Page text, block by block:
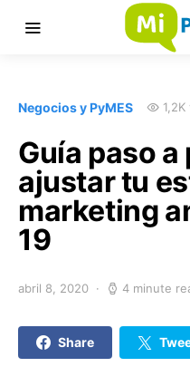
Negocios y PyMES
Guía paso a
ajustar tu
marketing
19
abril 8, 2020 4 minute
Share